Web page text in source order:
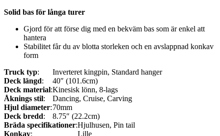
Solid bas för långa turer
Gjord för att förse dig med en bekväm bas som är enkel att
hantera
Stabilitet får du av blotta storleken och en avslappnad konkav
form
Truck typ:
Inverteret kingpin, Standard hanger
Deck längd:
40″ (101.6cm)
Deck material:Kinesisk lönn, 8-lags
Åknings stil:
Dancing, Cruise, Carving
Hjul diameter:70mm
Deck bredd:
8.75″ (22.2cm)
Bräda specifikationer:Hjulhusen, Pin tail
Konkav:
Lille